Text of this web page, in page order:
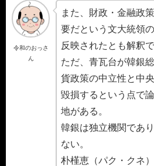
令和のおっさ
ん
また、財政・金融政
要だという文大統領
反映されたとも解釈で
ただ、青瓦台が韓銀
貨政策の中立性と中
毀損するという点で
地がある。
韓銀は独立機関であ
ない。
朴槿恵（パク・クネ